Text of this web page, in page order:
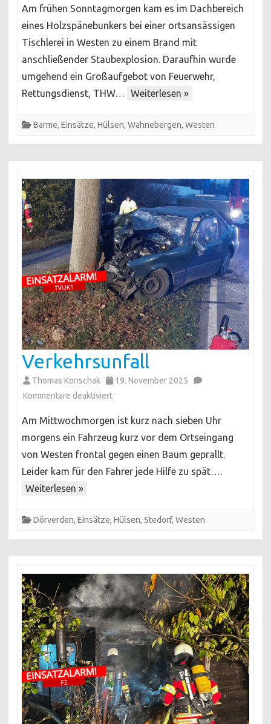
in
Holzspänebunker
Am frühen Sonntagmorgen kam es im Dachbereich
eines Holzspänebunkers bei einer ortsansässigen
Tischlerei in Westen zu einem Brand mit
anschließender Staubexplosion. Daraufhin wurde
umgehend ein Großaufgebot von Feuerwehr,
Rettungsdienst, THW…
Weiterlesen »
Barme, Einsätze, Hülsen, Wahnebergen, Westen
Verkehrsunfall
Thomas Konschak
19. November 2025
Kommentare deaktiviertfür
Am Mittwochmorgen ist kurz nach sieben Uhr
morgens ein Fahrzeug kurz vor dem Ortseingang
von Westen frontal gegen einen Baum geprallt.
Leider kam für den Fahrer jede Hilfe zu spät….
Weiterlesen »
Dörverden, Einsätze, Hülsen, Stedorf, Westen